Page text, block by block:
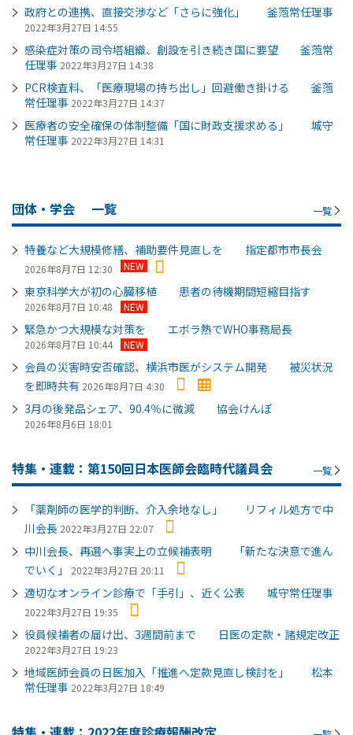
政府との連携、直接交渉など「さらに強化」 釜萢常任理事
2022年3月27日 14:55
感染症対策の司令塔組織、創設を引き続き国に要望 釜萢常
任理事 2022年3月27日 14:38
PCR検査料、「医療現場の持ち出し」回避働き掛ける 釜萢
常任理事 2022年3月27日 14:37
医療者の安全確保の体制整備「国に財政支援求める」 城守
常任理事 2022年3月27日 14:31
団体・学会 一覧 一覧
特養など大規模修繕、補助要件見直しを 指定都市市長会
2026年8月7日 12:30 NEW
東京科学大が初の心臓移植 患者の待機期間短縮目指す
2026年8月7日 10:48 NEW
緊急かつ大規模な対策を エボラ熱でWHO事務局長
2026年8月7日 10:44 NEW
会員の災害時安否確認、横浜市医がシステム開発 被災状況
を即時共有 2026年8月7日 4:30
3月の後発品シェア、90.4％に微減 協会けんぽ
2026年8月6日 18:01
特集・連載：第150回日本医師会臨時代議員会 一覧
「薬剤師の医学的判断、介入余地なし」 リフィル処方で中
川会長 2022年3月27日 22:07
中川会長、再選へ事実上の立候補表明 「新たな決意で進ん
でいく」
2022年3月27日 20:11
適切なオンライン診療で「手引」、近く公表 城守常任理事
2022年3月27日 19:35
役員候補者の届け出、3週間前まで 日医の定款・諸規定改正
2022年3月27日 19:23
地域医師会員の日医加入「推進へ定款見直し検討を」 松本
常任理事 2022年3月27日 18:49